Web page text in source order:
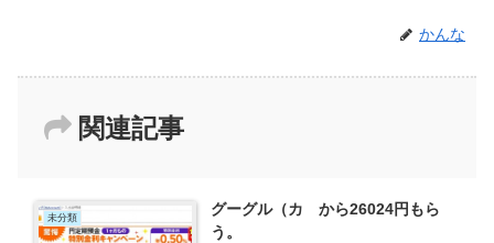
かんな
関連記事
未分類
グーグル（カ から26024円もら
う。